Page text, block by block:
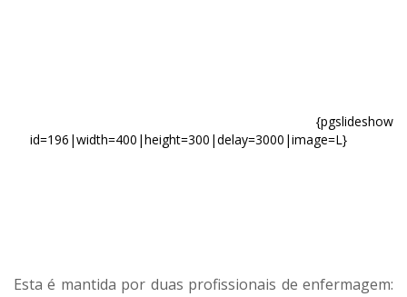
{pgslideshow
id=196|width=400|height=300|delay=3000|image=L}
Esta é mantida por duas profissionais de enfermagem: